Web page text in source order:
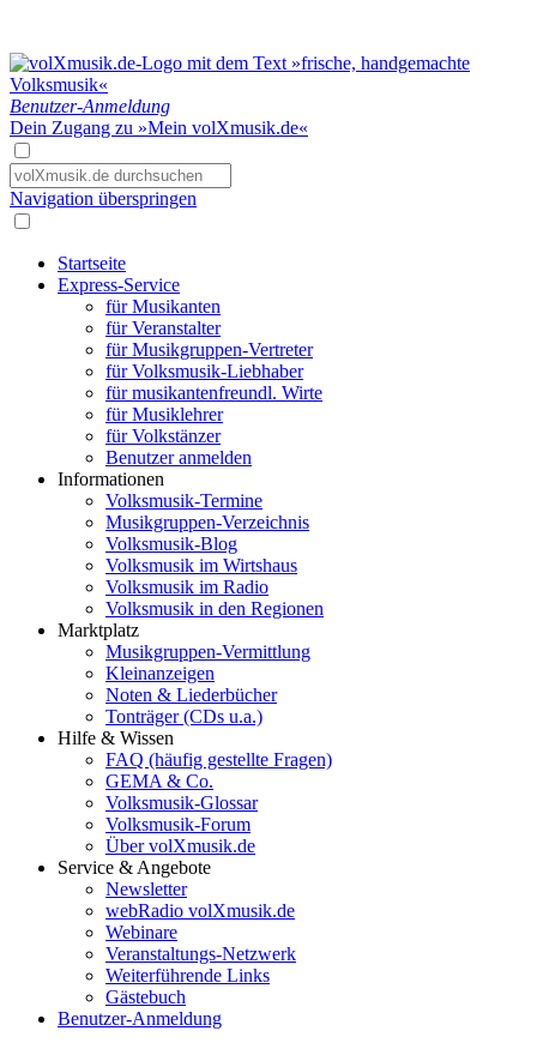
Benutzer-Anmeldung
Dein Zugang zu »Mein volXmusik.de«
Navigation überspringen
Startseite
Express-Service
für Musikanten
für Veranstalter
für Musikgruppen-Vertreter
für Volksmusik-Liebhaber
für musikantenfreundl. Wirte
für Musiklehrer
für Volkstänzer
Benutzer anmelden
Informationen
Volksmusik-Termine
Musikgruppen-Verzeichnis
Volksmusik-Blog
Volksmusik im Wirtshaus
Volksmusik im Radio
Volksmusik in den Regionen
Marktplatz
Musikgruppen-Vermittlung
Kleinanzeigen
Noten & Liederbücher
Tonträger (CDs u.a.)
Hilfe & Wissen
FAQ (häufig gestellte Fragen)
GEMA & Co.
Volksmusik-Glossar
Volksmusik-Forum
Über volXmusik.de
Service & Angebote
Newsletter
webRadio volXmusik.de
Webinare
Veranstaltungs-Netzwerk
Weiterführende Links
Gästebuch
Benutzer-Anmeldung